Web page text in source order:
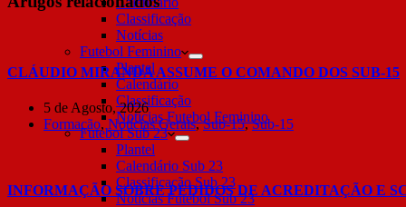
Classificação
Notícias
Futebol Feminino
Plantel
Calendário
Classificação
Notícias Futebol Feminino
Futebol Sub 23
Plantel
Calendário Sub 23
Classificação Sub 23
Notícias Futebol Sub 23
CLÁUDIO MIRANDA ASSUME O COMANDO DOS SUB-15
5 de Agosto, 2026
Formação,Notícias Gerais,Sub-15,Sub-15
INFORMAÇÃO SOBRE PEDIDOS DE ACREDITAÇÃO E